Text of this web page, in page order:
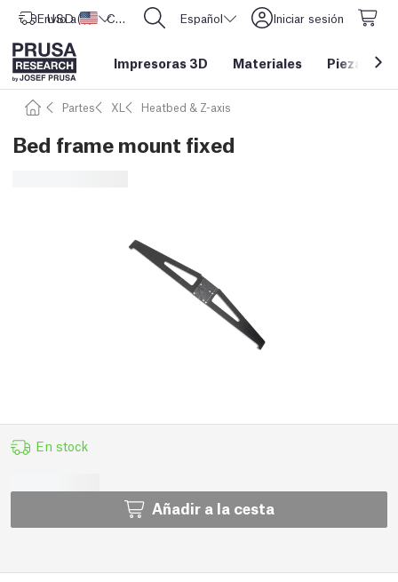
Envío a Estados Unidos
USD ($) CORE One L: ¡Ya disponible! Español Iniciar sesión
Impresoras 3D Materiales Piezas y
Partes XL Heatbed & Z-axis
Bed frame mount fixed
En stock
Añadir a la cesta